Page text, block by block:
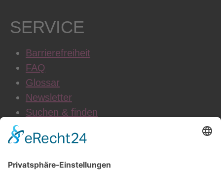
SERVICE
Barrierefreiheit
FAQ
Glossar
Newsletter
Suchen & finden
WEITERE INFOS